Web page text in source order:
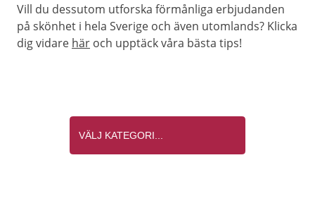
Vill du dessutom utforska förmånliga erbjudanden
på skönhet i hela Sverige och även utomlands? Klicka
dig vidare här och upptäck våra bästa tips!